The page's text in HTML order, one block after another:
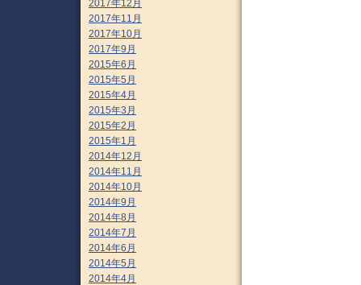
2017年12月
2017年11月
2017年10月
2017年9月
2015年6月
2015年5月
2015年4月
2015年3月
2015年2月
2015年1月
2014年12月
2014年11月
2014年10月
2014年9月
2014年8月
2014年7月
2014年6月
2014年5月
2014年4月